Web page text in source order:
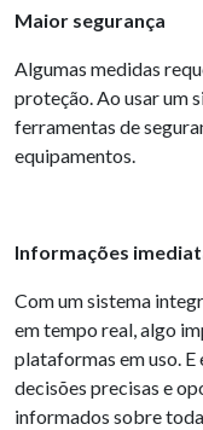
Maior segurança
Algumas medidas
proteção. Ao usar um
ferramentas de
equipamentos.
Informações
Com um sistema
em tempo real, algo
plataformas em uso.
decisões precisas e
informados sobre